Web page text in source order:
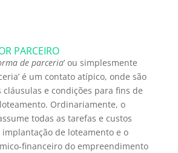
PARCEIRO
de parceria’ ou simplesmente
é um contato atípico, onde são
cláusulas e condições para fins de
Ordinariamente, o
todas as tarefas e custos
de loteamento e o
financeiro do empreendimento